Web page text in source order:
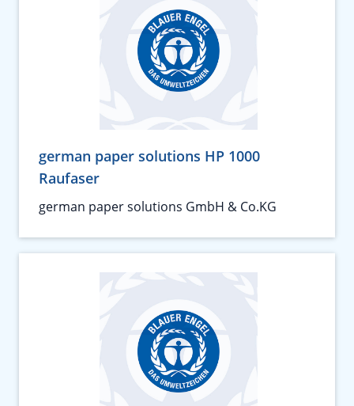
german paper solutions HP 1000
Raufaser
german paper solutions GmbH & Co.KG